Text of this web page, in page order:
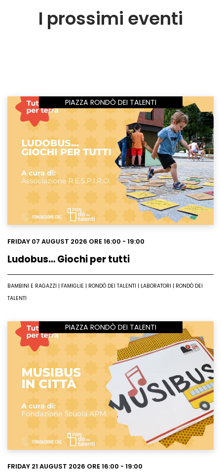
I prossimi eventi
PIAZZA RONDÒ DEI TALENTI
FRIDAY 07 AUGUST 2026 ORE 16:00 - 19:00
Ludobus… Giochi per tutti
BAMBINI E RAGAZZI | FAMIGLIE | RONDÒ DEI TALENTI | LABORATORI | RONDÒ DEI
TALENTI
PIAZZA RONDÒ DEI TALENTI
FRIDAY 21 AUGUST 2026 ORE 16:00 - 19:00